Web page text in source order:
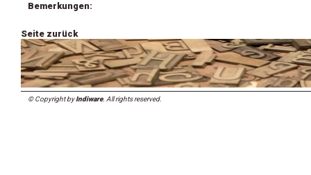
Bemerkungen:
Seite zurück
© Copyright byIndiware. All rights reserved.